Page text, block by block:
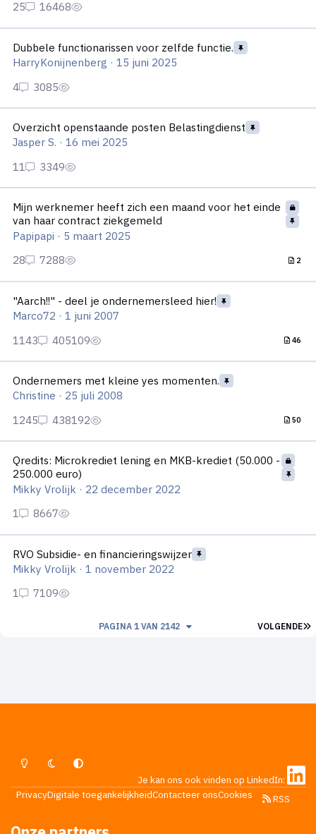
Dubbele functionarissen voor zelfde functie.
HarryKonijnenberg ·15 juni 2025
Overzicht openstaande posten Belastingdienst
Jasper S. ·16 mei 2025
Mijn werknemer heeft zich een maand voor het einde
van haar contract ziekgemeld
2
Papipapi · 5 maart 2025
"Aarch!!" - deel je ondernemersleed hier!
46
Marco72 ·1 juni 2007
Ondernemers met kleine yes momenten.
50
Christine · 25 juli 2008
Qredits: Microkrediet lening en MKB-krediet (50.000 -
250.000 euro)
Mikky Vrolijk · 22 december 2022
RVO Subsidie- en financieringswijzer
Mikky Vrolijk ·1 november 2022
VOLGENDE
PAGINA 1 VAN 2142
Lichte ModusDonkere ModusSysteemvoorkeur
Je kan ons ook vinden op LinkedIn:
PrivacyDigitale toegankelijkheidContacteer onsCookies RSS